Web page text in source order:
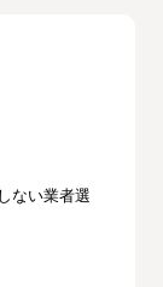
ない業者選